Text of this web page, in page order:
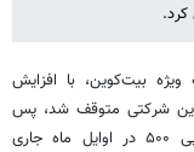
ویژه بیت‌کوین، با افزایش
شرکتی متوقف شد، پس
از آنکه این شرکت «استراتژی» در شاخص اس‌اندپی ۵۰۰ در اوایل ماه جاری